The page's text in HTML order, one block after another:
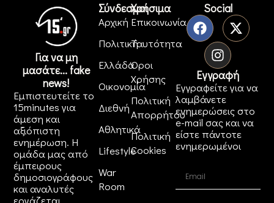
Για να μη
μασάτε... fake
news!
Εμπιστευτείτε το
15minutes για
άμεση και
αξιόπιστη
ενημέρωση. Η
ομάδα μας από
έμπειρους
δημοσιογράφους
και αναλυτές
Σύνδεσμοι
Αρχική
Πολιτική
Ελλάδα
Οικονομία
Διεθνή
Αθλητικά
Lifestyle
War
Room
Χρήσιμα
Επικοινωνία
Ταυτότητα
Όροι
Χρήσης
Πολιτική
Απορρήτου
Πολιτική
Cookies
Social
Εγγραφή
Εγγραφείτε για να
λαμβάνετε
ενημερώσεις στο
e-mail σας και να
είστε πάντοτε
ενημερωμένοι